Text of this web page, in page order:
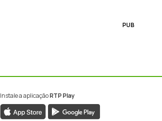
PUB
Instale a aplicaçãoRTP Play